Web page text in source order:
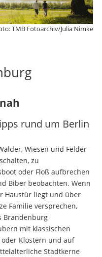
TMB Fotoarchiv/Julia Nimke
rund um Berlin
Wiesen und Felder
zu
oder Floß aufbrechen
Biber beobachten. Wenn
Haustür liegt und über
Familie versprechen,
Brandenburg
mit klassischen
Klöstern und auf
Stadtkerne